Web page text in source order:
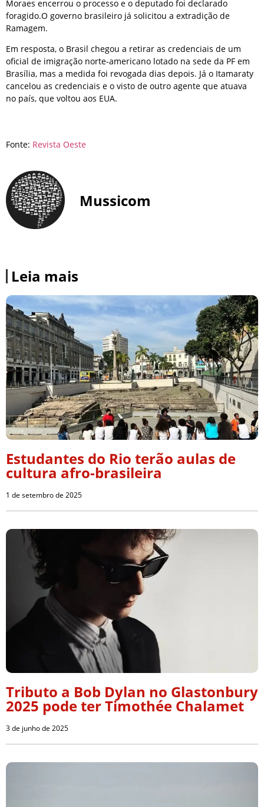
Moraes encerrou o processo e o deputado foi declarado
foragido.O governo brasileiro já solicitou a extradição de
Ramagem.
Em resposta, o Brasil chegou a retirar as credenciais de um
oficial de imigração norte-americano lotado na sede da PF em
Brasília, mas a medida foi revogada dias depois. Já o Itamaraty
cancelou as credenciais e o visto de outro agente que atuava
no país, que voltou aos EUA.
Fonte: Revista Oeste
Mussicom
Leia mais
Estudantes do Rio terão aulas de
cultura afro-brasileira
1 de setembro de 2025
Tributo a Bob Dylan no Glastonbury
2025 pode ter Timothée Chalamet
3 de junho de 2025